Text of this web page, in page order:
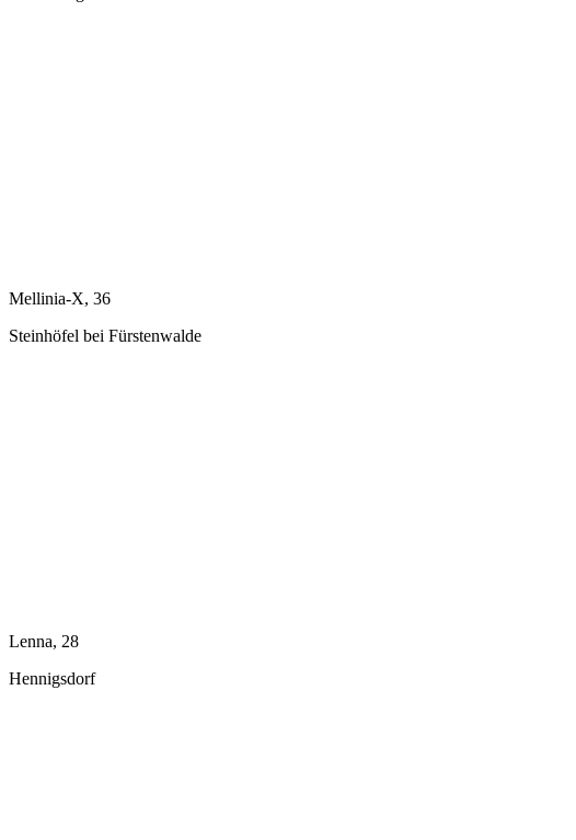
Mellinia-X, 36
Steinhöfel bei Fürstenwalde
Lenna, 28
Hennigsdorf